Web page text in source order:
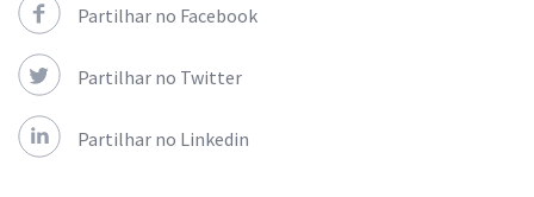
Partilhar no Facebook
Partilhar no Twitter
Partilhar no Linkedin